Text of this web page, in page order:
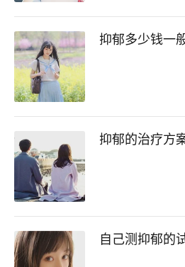
抑郁多少钱一
抑郁的治疗方
自己测抑郁的